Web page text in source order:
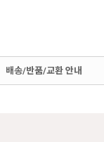
배송/반품/교환 안내